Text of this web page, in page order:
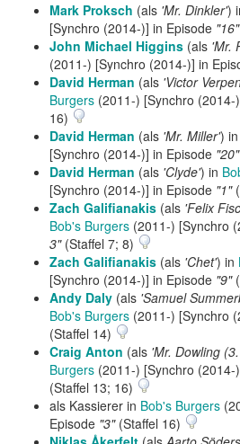
Mark Proksch (als 'Mr. Dinkler')
[Synchro (2014-)] in Episode "16"
John Michael Higgins (als 'Mr.
(2011-) [Synchro (2014-)] in
David Herman (als 'Victor
Burgers (2011-) [Synchro (2014-
16)
David Herman (als 'Mr. Miller') in
[Synchro (2014-)] in Episode "20"
David Herman (als 'Clyde') in
[Synchro (2014-)] in Episode "1"
Zach Galifianakis (als 'Felix
Bob's Burgers (2011-) [Synchro
3"(Staffel 7; 8)
Zach Galifianakis (als 'Chet') in
[Synchro (2014-)] in Episode "9"
Andy Daly (als 'Samuel
Bob's Burgers (2011-) [Synchro
(Staffel 14)
Craig Anton (als 'Mr. Dowling
Burgers (2011-) [Synchro (2014-
(Staffel 13; 16)
als Kassierer in Bob's Burgers
Episode "3"(Staffel 16)